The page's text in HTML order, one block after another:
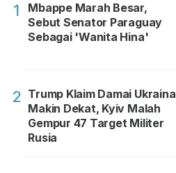
1
Mbappe Marah Besar,
Sebut Senator Paraguay
Sebagai 'Wanita Hina'
2 Trump Klaim Damai Ukraina
Makin Dekat, Kyiv Malah
Gempur 47 Target Militer
Rusia